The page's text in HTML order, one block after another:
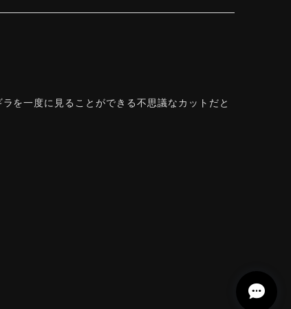
を一度に見ることができる不思議なカットだと